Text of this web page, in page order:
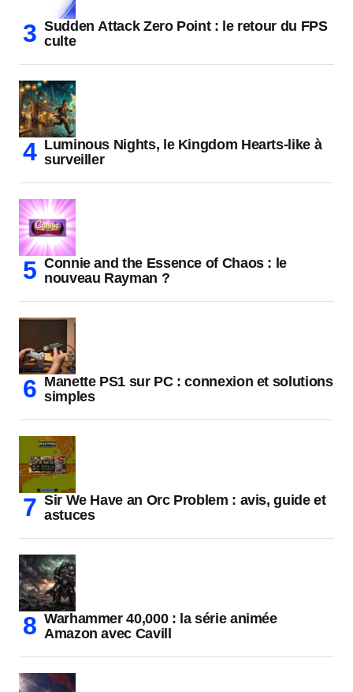
Sudden Attack Zero Point : le retour du FPS
culte
Luminous Nights, le Kingdom Hearts-like à
surveiller
Connie and the Essence of Chaos : le
nouveau Rayman ?
Manette PS1 sur PC : connexion et solutions
simples
Sir We Have an Orc Problem : avis, guide et
astuces
Warhammer 40,000 : la série animée
Amazon avec Cavill